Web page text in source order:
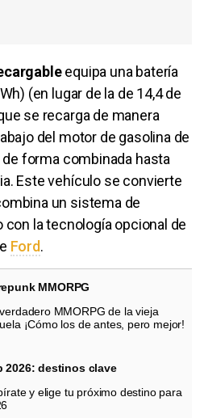
equipa una batería
(en lugar de la de 14,4 de
se recarga de manera
del motor de gasolina de
forma combinada hasta
Este vehículo se convierte
un sistema de
la tecnología opcional de
Ford.
MMORPG
MMORPG de la vieja
¡Cómo los de antes, pero mejor!
2026: destinos clave
y elige tu próximo destino para